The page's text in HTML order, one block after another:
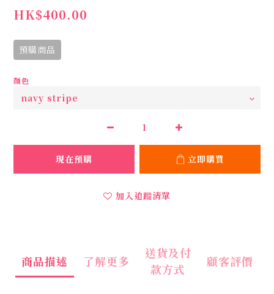
HK$400.00
預購商品
顏色
現在預購 立即購買
加入追蹤清單
商品描述 了解更多
送貨及付
款方式
顧客評價